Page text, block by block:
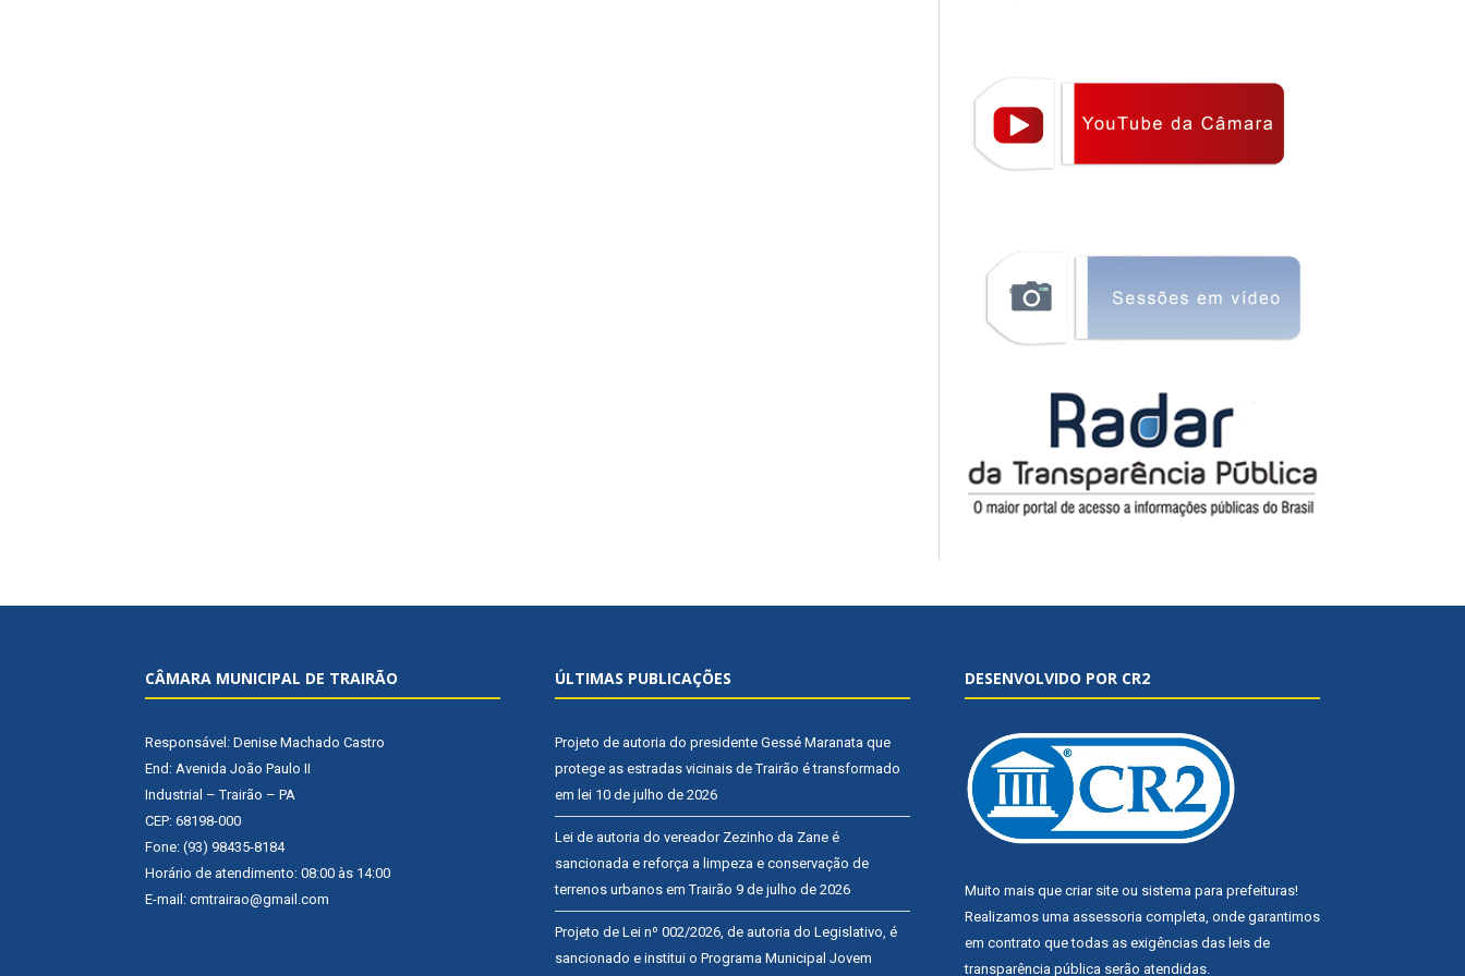
CÂMARA MUNICIPAL DE TRAIRÃO
Responsável: Denise Machado Castro
End: Avenida João Paulo II
Industrial – Trairão – PA
CEP: 68198-000
Fone: (93) 98435-8184
Horário de atendimento: 08:00 às 14:00
E-mail: cmtrairao@gmail.com
ÚLTIMAS PUBLICAÇÕES
Projeto de autoria do presidente Gessé Maranata que
protege as estradas vicinais de Trairão é transformado
em lei 10 de julho de 2026
Lei de autoria do vereador Zezinho da Zane é
sancionada e reforça a limpeza e conservação de
terrenos urbanos em Trairão 9 de julho de 2026
Projeto de Lei nº 002/2026, de autoria do Legislativo, é
sancionado e institui o Programa Municipal Jovem
DESENVOLVIDO POR CR2
Muito mais que criar site ou sistema para prefeituras!
Realizamos uma assessoria completa, onde garantimos
em contrato que todas as exigências das leis de
transparência pública serão atendidas.